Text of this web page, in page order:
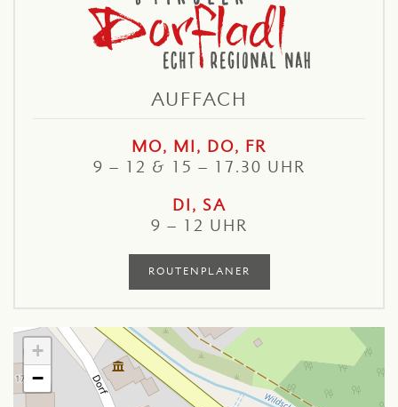
AUFFACH
MO, MI, DO, FR
9 – 12 & 15 – 17.30 UHR
DI, SA
9 – 12 UHR
ROUTENPLANER
+
−